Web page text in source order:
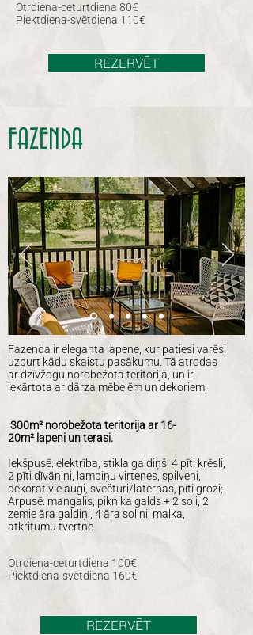
Otrdiena-ceturtdiena 80€
Piektdiena-svētdiena 110€​
REZERVĒT
FAZENDA
Fazenda ir eleganta lapene, kur patiesi varēsi
uzburt kādu skaistu pasākumu. Tā atrodas
ar dzīvžogu norobežotā teritorijā, un ir
iekārtota ar dārza mēbelēm un dekoriem.
300m² norobežota teritorija ar 16-
20m²lapeni un terasi.
Iekšpusē: elektrība, stikla galdiņš, 4 pīti krēsli,
2 pīti dīvāniņi, lampiņu virtenes, spilveni,
dekoratīvie augi, svečturi/laternas, pīti grozi;
Ārpusē: mangalis, piknika galds + 2 soli, 2
zemie āra galdiņi, 4 āra soliņi, malka,
atkritumu tvertne.
Otrdiena-ceturtdiena 100€
Piektdiena-svētdiena 160€​
REZERVĒT